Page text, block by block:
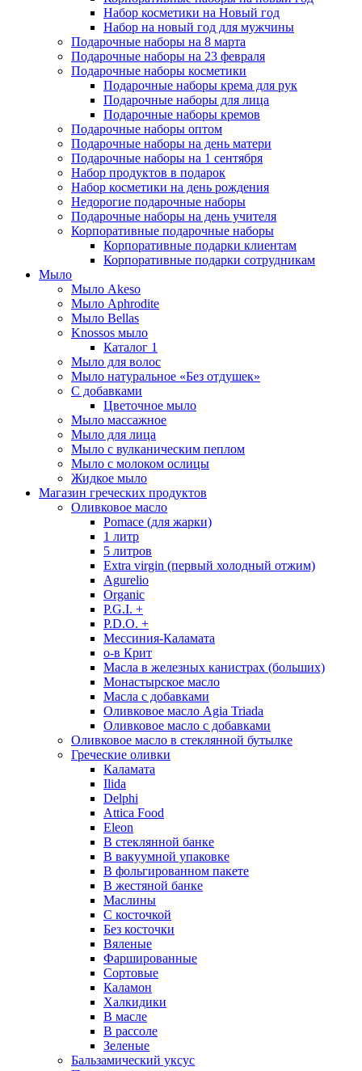
Набор косметики на Новый год
Набор на новый год для мужчины
Подарочные наборы на 8 марта
Подарочные наборы на 23 февраля
Подарочные наборы косметики
Подарочные наборы крема для рук
Подарочные наборы для лица
Подарочные наборы кремов
Подарочные наборы оптом
Подарочные наборы на день матери
Подарочные наборы на 1 сентября
Набор продуктов в подарок
Набор косметики на день рождения
Недорогие подарочные наборы
Подарочные наборы на день учителя
Корпоративные подарочные наборы
Корпоративные подарки клиентам
Корпоративные подарки сотрудникам
Мыло
Мыло Akeso
Мыло Aphrodite
Мыло Bellas
Knossos мыло
Каталог 1
Мыло для волос
Мыло натуральное «Без отдушек»
С добавками
Цветочное мыло
Мыло массажное
Мыло для лица
Мыло с вулканическим пеплом
Мыло с молоком ослицы
Жидкое мыло
Магазин греческих продуктов
Оливковое масло
Pomace (для жарки)
1 литр
5 литров
Extra virgin (первый холодный отжим)
Agurelio
Organic
P.G.I. +
P.D.O. +
Мессиния-Каламата
о-в Крит
Масла в железных канистрах (больших)
Монастырское масло
Масла с добавками
Оливковое масло Agia Triada
Оливковое масло с добавками
Оливковое масло в стеклянной бутылке
Греческие оливки
Каламата
Ilida
Delphi
Attica Food
Eleon
В стеклянной банке
В вакуумной упаковке
В фольгированном пакете
В жестяной банке
Маслины
С косточкой
Без косточки
Вяленые
Фаршированные
Сортовые
Каламон
Халкидики
В масле
В рассоле
Зеленые
Бальзамический уксус